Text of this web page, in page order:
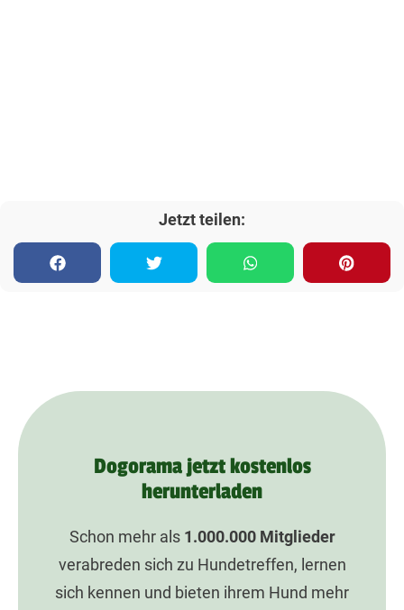
Jetzt teilen:
Dogorama jetzt kostenlos
herunterladen
Schon mehr als 1.000.000Mitglieder
verabreden sich zu Hundetreffen, lernen
sich kennen und bieten ihrem Hund mehr